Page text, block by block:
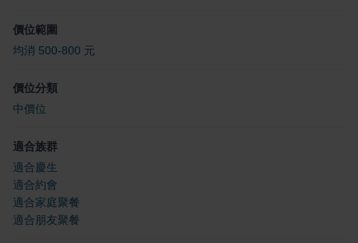
價位範圍
均消 500-800 元
價位分類
中價位
適合族群
適合慶生
適合約會
適合家庭聚餐
適合朋友聚餐